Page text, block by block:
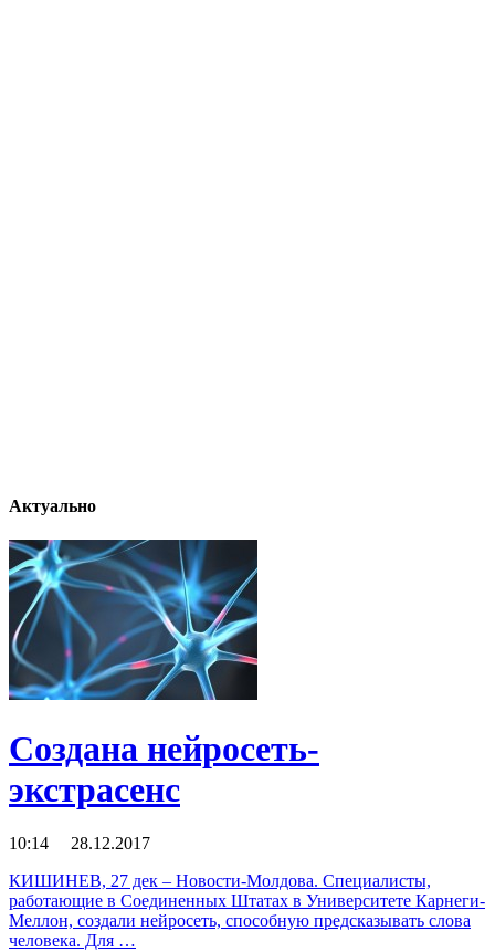
Актуально
Создана нейросеть-
экстрасенс
10:14 28.12.2017
КИШИНЕВ, 27 дек – Новости-Молдова. Специалисты,
работающие в Соединенных Штатах в Университете Карнеги-
Меллон, создали нейросеть, способную предсказывать слова
человека. Для …